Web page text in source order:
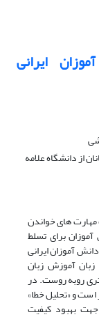
ایرانی
از دانشگاه علامه
های خواندن
برای تسلط
آموزان ایرانی
آموزش زبان
روبه روست. در
است و «تحلیل خطا»
بهبود کیفیت